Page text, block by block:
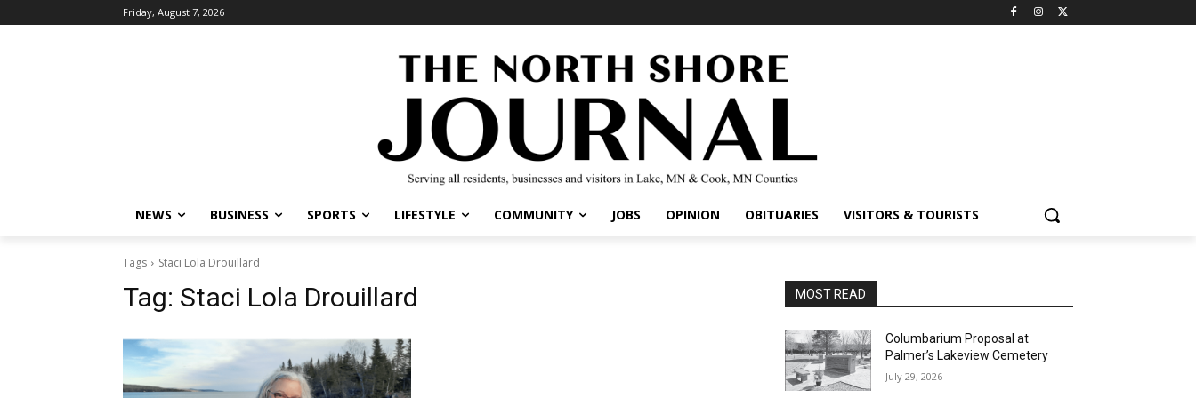
Friday, August 7, 2026
NEWS BUSINESS SPORTS LIFESTYLE COMMUNITY JOBS OPINION OBITUARIES VISITORS & TOURISTS
Tags Staci Lola Drouillard
Tag: Staci Lola Drouillard MOST READ
Columbarium Proposal at
Palmer’s Lakeview Cemetery
July 29, 2026